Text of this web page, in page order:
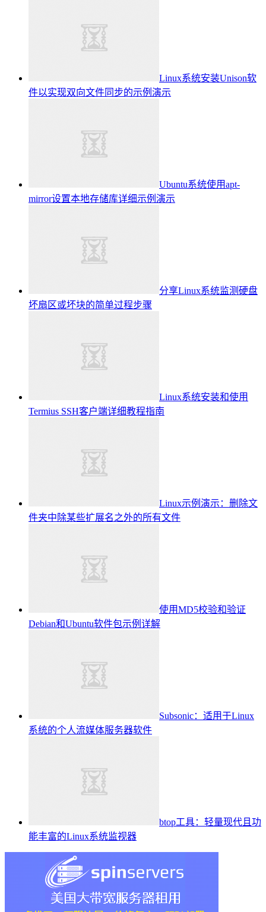
Linux系统安装Unison软
件以实现双向文件同步的示例演示
Ubuntu系统使用apt-
mirror设置本地存储库详细示例演示
分享Linux系统监测硬盘
坏扇区或坏块的简单过程步骤
Linux系统安装和使用
Termius SSH客户端详细教程指南
Linux示例演示：删除文
件夹中除某些扩展名之外的所有文件
使用MD5校验和验证
Debian和Ubuntu软件包示例详解
Subsonic：适用于Linux
系统的个人流媒体服务器软件
btop工具：轻量现代且功
能丰富的Linux系统监视器